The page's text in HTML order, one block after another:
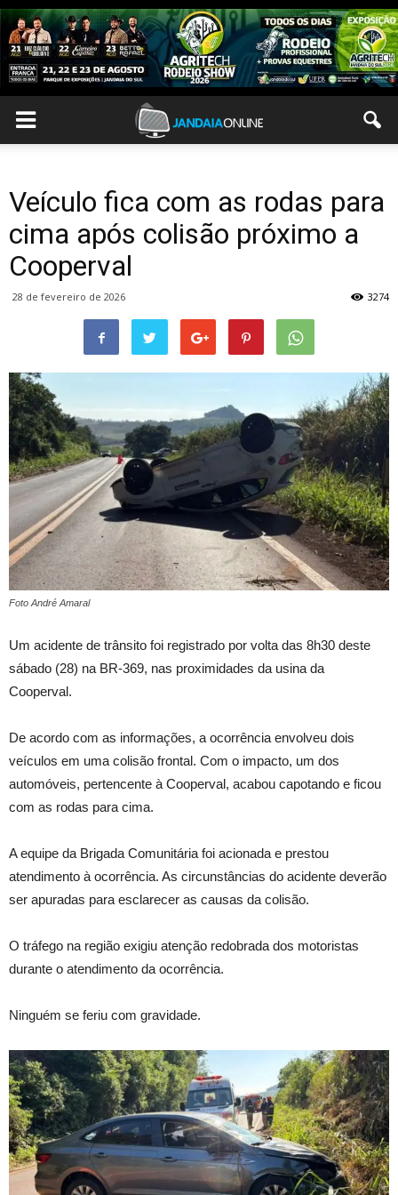
Veículo fica com as rodas para
cima após colisão próximo a
Cooperval
28 de fevereiro de 2026 3274
Foto André Amaral
Um acidente de trânsito foi registrado por volta das 8h30 deste
sábado (28) na BR-369, nas proximidades da usina da
Cooperval.
De acordo com as informações, a ocorrência envolveu dois
veículos em uma colisão frontal. Com o impacto, um dos
automóveis, pertencente à Cooperval, acabou capotando e ficou
com as rodas para cima.
A equipe da Brigada Comunitária foi acionada e prestou
atendimento à ocorrência. As circunstâncias do acidente deverão
ser apuradas para esclarecer as causas da colisão.
O tráfego na região exigiu atenção redobrada dos motoristas
durante o atendimento da ocorrência.
Ninguém se feriu com gravidade.